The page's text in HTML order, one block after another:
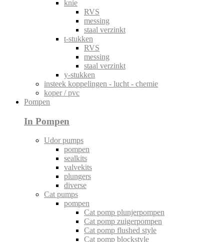
knie
RVS
messing
staal verzinkt
t-stukken
RVS
messing
staal verzinkt
y-stukken
insteek koppelingen - lucht - chemie
koper / pvc
Pompen
In Pompen
Udor pumps
pompen
sealkits
valvekits
plungers
diverse
Cat pumps
pompen
Cat pomp plunjerpompen
Cat pomp zuigerpompen
Cat pomp flushed style
Cat pomp blockstyle